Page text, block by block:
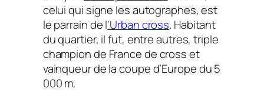
celui qui signe les autographes, est
le parrain de l‘Urban cross. Habitant
du quartier, il fut, entre autres, triple
champion de France de cross et
vainqueur de la coupe d’Europe du 5
000 m.